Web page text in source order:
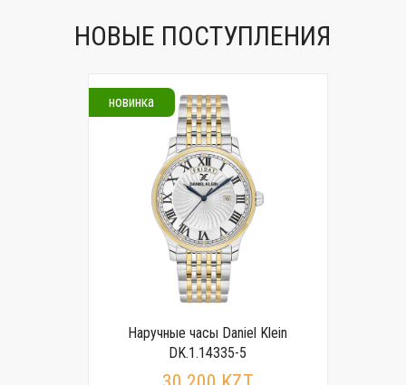
НОВЫЕ ПОСТУПЛЕНИЯ
новинка
Наручные часы Daniel Klein
DK.1.14335-5